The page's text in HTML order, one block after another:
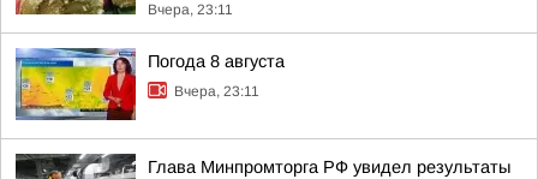
Вчера, 23:11
Погода 8 августа
Вчера, 23:11
Глава Минпромторга РФ увидел результаты